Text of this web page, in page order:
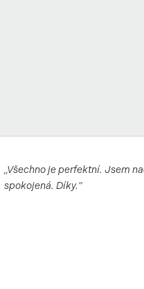
„Všechno je perfektní. Jsem
spokojená. Díky."